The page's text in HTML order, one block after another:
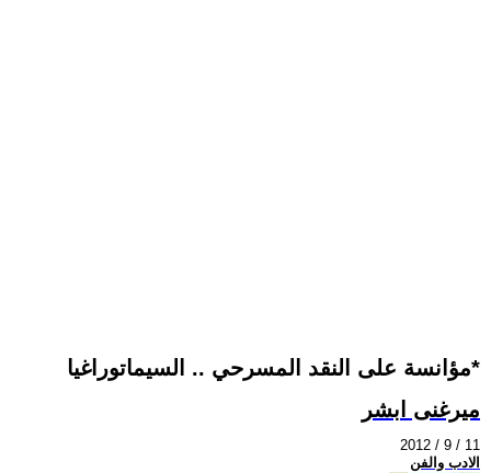
مؤانسة على النقد المسرحي .. السيماتوراغيا*
ميرغنى ابشر
2012 / 9 / 11
الادب والفن